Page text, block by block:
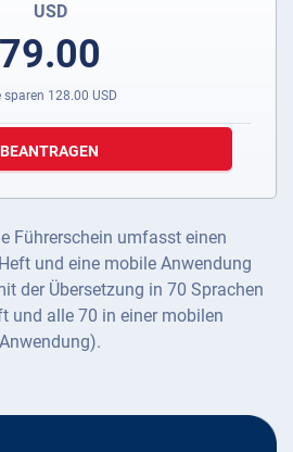
USD
79.00
sparen 128.00 USD
BEANTRAGEN
Führerschein umfasst einen
und eine mobile Anwendung
der Übersetzung in 70 Sprachen
und alle 70 in einer mobilen
Anwendung).